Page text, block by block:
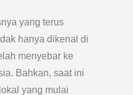
yang terus
hanya dikenal di
menyebar ke
Bahkan, saat ini
yang mulai